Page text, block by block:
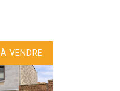
À VENDRE